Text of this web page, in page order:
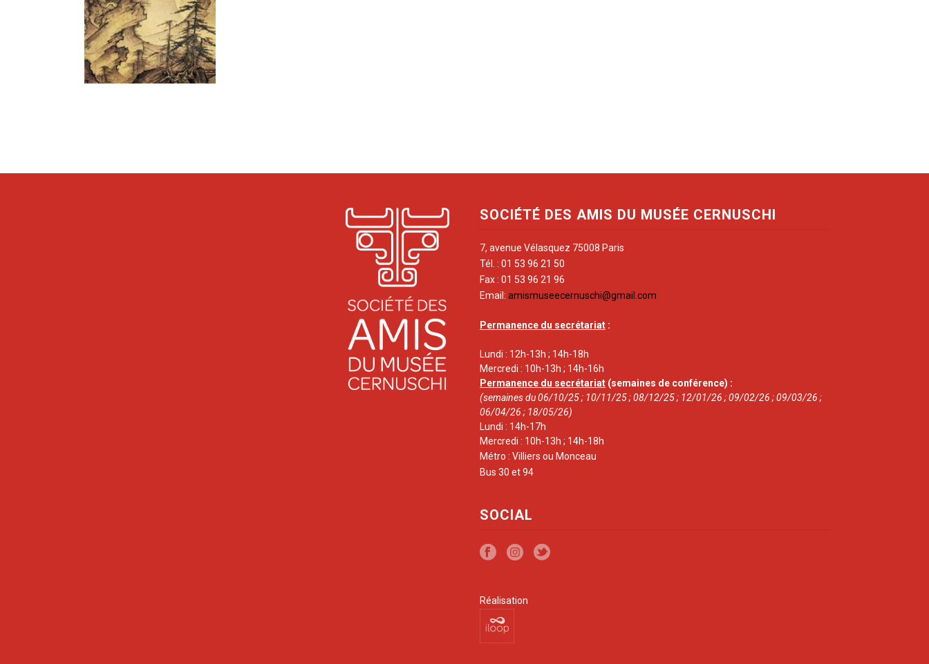
SOCIÉTÉ DES AMIS DU MUSÉE CERNUSCHI
7, avenue Vélasquez 75008 Paris
Tél. : 01 53 96 21 50
Fax : 01 53 96 21 96
Email: amismuseecernuschi@gmail.com
Permanence du secrétariat :
Lundi : 12h-13h ; 14h-18h
Mercredi : 10h-13h ; 14h-16h
Permanence du secrétariat (semaines de conférence) :
(semaines du 06/10/25 ; 10/11/25 ; 08/12/25 ; 12/01/26 ; 09/02/26 ; 09/03/26 ;
06/04/26 ; 18/05/26)
Lundi : 14h-17h
Mercredi : 10h-13h ; 14h-18h
Métro : Villiers ou Monceau
Bus 30 et 94
SOCIAL
Réalisation